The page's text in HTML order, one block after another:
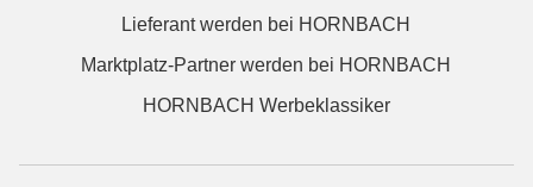
Lieferant werden bei HORNBACH
Marktplatz-Partner werden bei HORNBACH
HORNBACH Werbeklassiker